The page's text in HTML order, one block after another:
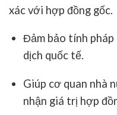
xác với hợp đồng gốc.
Đảm bảo tính
dịch quốc tế.
Giúp cơ quan nhà
nhận giá trị hợp